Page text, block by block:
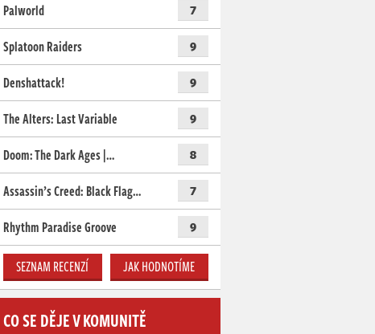
Palworld 7
Splatoon Raiders 9
Denshattack! 9
The Alters: Last Variable 9
Doom: The Dark Ages |… 8
Assassin’s Creed: Black Flag… 7
Rhythm Paradise Groove 9
SEZNAM RECENZÍ JAK HODNOTÍME
CO SE DĚJE V KOMUNITĚ